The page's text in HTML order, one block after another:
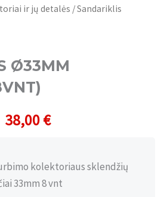
ir jų detalės / Sandariklis
Ø33MM
38,00€
kolektoriaus sklendžių
33mm 8 vnt